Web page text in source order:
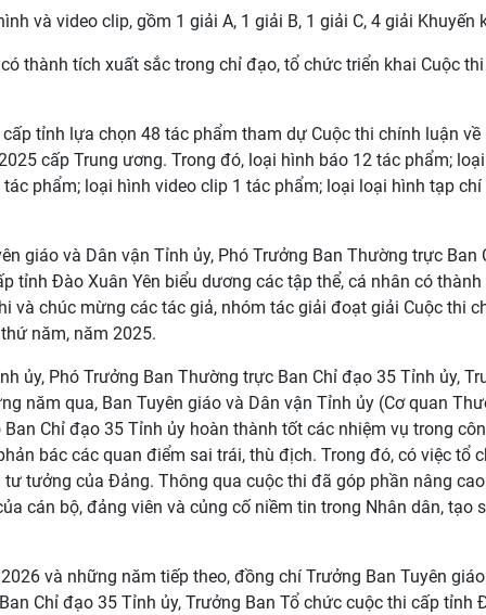
và video clip, gồm 1 giải A, 1 giải B, 1 giải C, 4 giải Khuyến
thành tích xuất sắc trong chỉ đạo, tổ chức triển khai Cuộc
tỉnh lựa chọn 48 tác phẩm tham dự Cuộc thi chính luận về
cấp Trung ương. Trong đó, loại hình báo 12 tác phẩm;
phẩm; loại hình video clip 1 tác phẩm; loại loại hình tạp chí
giáo và Dân vận Tỉnh ủy, Phó Trưởng Ban Thường trực Ban
tỉnh Đào Xuân Yên biểu dương các tập thể, cá nhân có
và chúc mừng các tác giả, nhóm tác giải đoạt giải Cuộc thi
năm, năm 2025.
ủy, Phó Trưởng Ban Thường trực Ban Chỉ đạo 35 Tỉnh ủy,
năm qua, Ban Tuyên giáo và Dân vận Tỉnh ủy (Cơ quan
Chỉ đạo 35 Tỉnh ủy hoàn thành tốt các nhiệm vụ trong
bác các quan điểm sai trái, thù địch. Trong đó, có việc tổ
tưởng của Đảng. Thông qua cuộc thi đã góp phần nâng
cán bộ, đảng viên và củng cố niềm tin trong Nhân dân, tạo
và những năm tiếp theo, đồng chí Trưởng Ban Tuyên
Chỉ đạo 35 Tỉnh ủy, Trưởng Ban Tổ chức cuộc thi cấp tỉnh